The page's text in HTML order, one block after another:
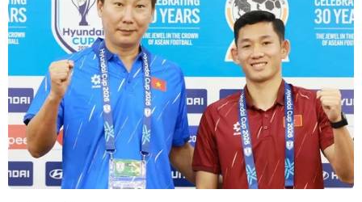
trận đấu mở màn World Cup 2014 giữa Brazil và
Croatia ngày 12/6 tới.
Dòng người biểu tình đã chặn đứng nhiều tuyến
đường chính trong thành phố và gây tắc nghẽn
giao thông dài tới 150km. Cảnh sát đã buộc phải
sử dụng tới súng hơi cay để trấn áp khi tình
hình căng thẳng leo thang vào khoảng 19 giờ
theo giờ địa phương (22 giờ GMT).